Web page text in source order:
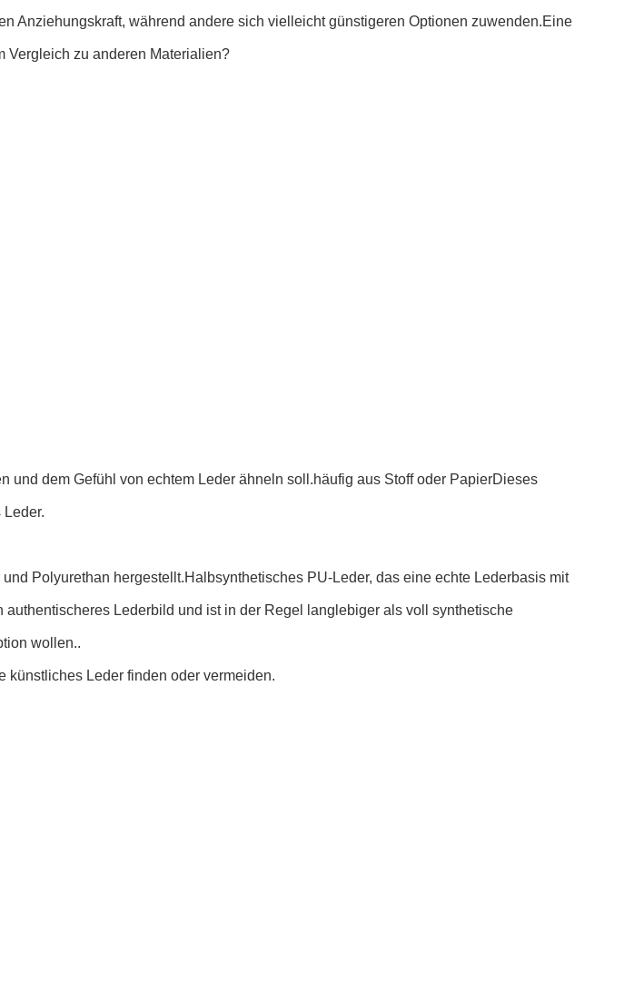
Anziehungskraft, während andere sich vielleicht günstigeren Optionen zuwenden.Eine
Vergleich zu anderen Materialien?
und dem Gefühl von echtem Leder ähneln soll.häufig aus Stoff oder PapierDieses
Polyurethan hergestellt.Halbsynthetisches PU-Leder, das eine echte Lederbasis mit
Lederbild und ist in der Regel langlebiger als voll synthetische
wollen..
künstliches Leder finden oder vermeiden.